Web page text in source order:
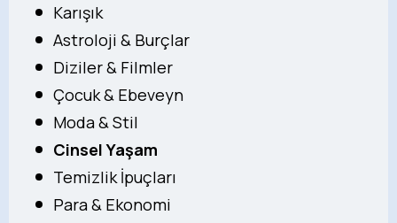
Karışık
Astroloji & Burçlar
Diziler & Filmler
Çocuk & Ebeveyn
Moda & Stil
Cinsel Yaşam
Temizlik İpuçları
Para & Ekonomi